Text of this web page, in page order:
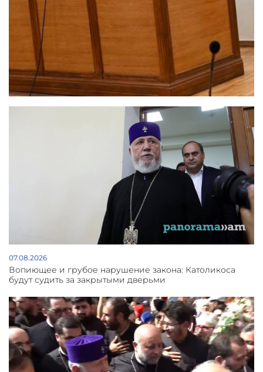
07.08.2026
Вопиющее и грубое нарушение закона: Католикоса
будут судить за закрытыми дверьми